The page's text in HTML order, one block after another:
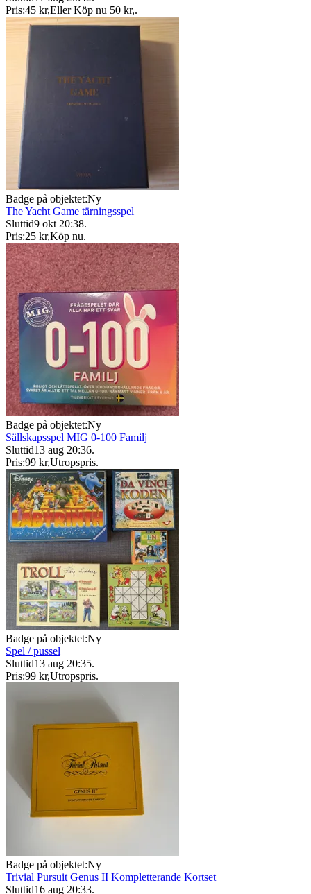
Pris:45 kr,Eller Köp nu 50 kr,.
Badge på objektet:Ny
The Yacht Game tärningsspel
Sluttid9 okt 20:38.
Pris:25 kr,Köp nu.
Badge på objektet:Ny
Sällskapsspel MIG 0-100 Familj
Sluttid13 aug 20:36.
Pris:99 kr,Utropspris.
Badge på objektet:Ny
Spel / pussel
Sluttid13 aug 20:35.
Pris:99 kr,Utropspris.
Badge på objektet:Ny
Trivial Pursuit Genus II Kompletterande Kortset
Sluttid16 aug 20:33.